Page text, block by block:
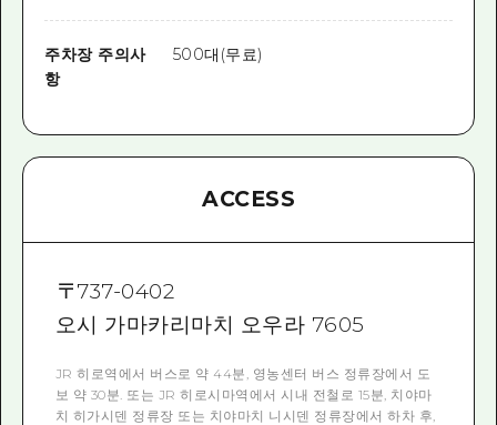
주차장 주의사
항
500대(무료)
ACCESS
〒737-0402
오시 가마카리마치 오우라 7605
JR 히로역에서 버스로 약 44분, 영농센터 버스 정류장에서 도
보 약 30분. 또는 JR 히로시마역에서 시내 전철로 15분, 치야마
치 히가시덴 정류장 또는 치야마치 니시덴 정류장에서 하차 후,